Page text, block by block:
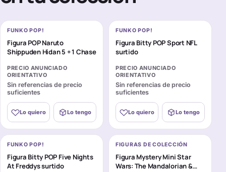
FUNKO POP!
Figura POP Naruto
Shippuden Hidan 5 + 1 Chase
PRECIO ANUNCIADO
ORIENTATIVO
Sin referencias de precio
suficientes
Lo quiero Lo tengo
FUNKO POP!
Figura Bitty POP Sport NFL
surtido
PRECIO ANUNCIADO
ORIENTATIVO
Sin referencias de precio
suficientes
Lo quiero Lo tengo
FUNKO POP!
Figura Bitty POP Five Nights
At Freddys surtido
FIGURAS DE COLECCIÓN
Figura Mystery Mini Star
Wars: The Mandalorian &